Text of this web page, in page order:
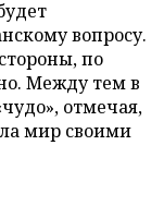
вопросу.
по
Между тем в
отмечая,
мир своими